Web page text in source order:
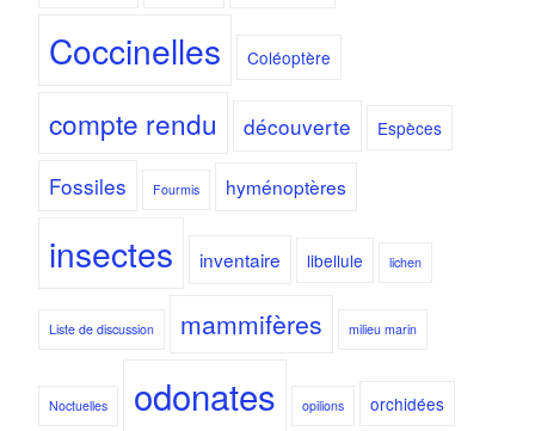
Coccinelles Coléoptère
compte rendu découverte Espèces
Fossiles Fourmis hyménoptères
insectes inventaire libellule lichen
Liste de discussion mammifères milieu marin
Noctuelles odonates opilions orchidées